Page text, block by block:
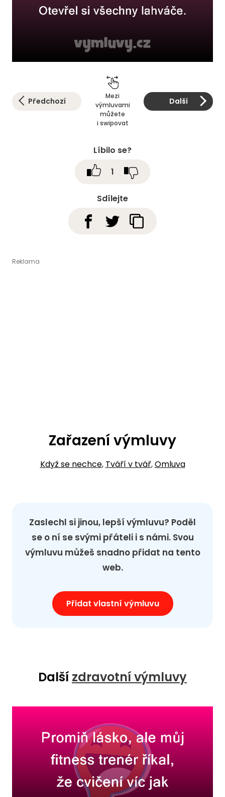
Předchozí
Mezi
výmluvami
můžete
i swipovat
Další
Sdílejte
Líbilo se?
1
Zařazení výmluvy
Když se nechce, Tváří v tvář,Omluva
Zaslechl si jinou, lepší výmluvu? Poděl
se o ní se svými přáteli i s námi. Svou
výmluvu můžeš snadno přidat na tento
web.
Přidat vlastní výmluvu
Další zdravotní výmluvy